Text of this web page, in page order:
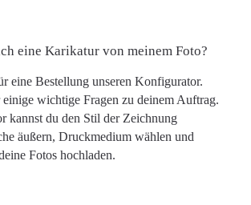
eine Karikatur von meinem Foto?
eine Bestellung unseren Konfigurator.
wichtige Fragen zu deinem Auftrag.
kannst du den Stil der Zeichnung
äußern, Druckmedium wählen und
Fotos hochladen.